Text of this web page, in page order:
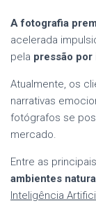
A fotografia
acelerada
pela pressão por
Atualmente, os
narrativas
fotógrafos se
mercado.
Entre as
ambientes
Inteligência